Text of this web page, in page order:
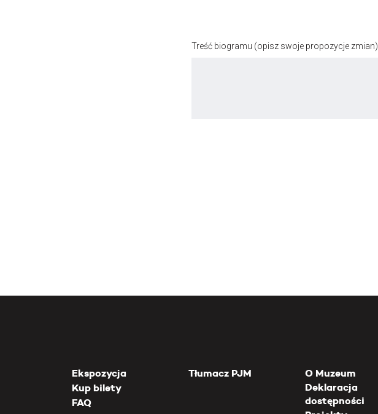
Treść biogramu (opisz swoje propozycje zmian)
Ekspozycja
Kup bilety
FAQ
Tłumacz PJM
O Muzeum
Deklaracja
dostępności